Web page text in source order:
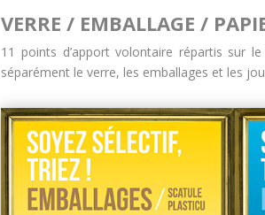
VERRE / EMBALLAGE /
11 points d’apport volontaire répartis sur
séparément le verre, les emballages et les